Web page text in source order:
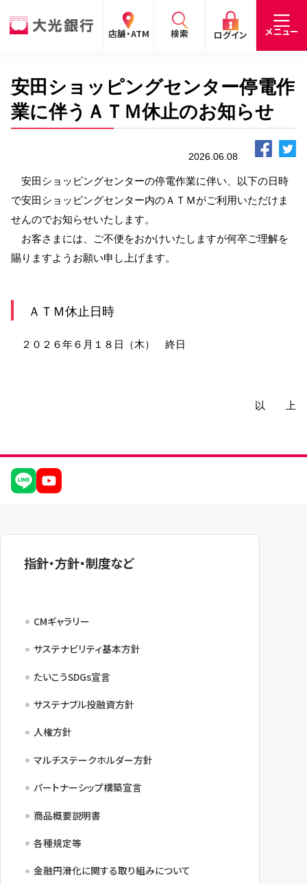
店舗・ATM 検索 ログイン メニュー
閉じる
手数料 預金金利 お問合わせ
お客さま
お客さま
企業・
IR情報
情報
閉じる
個人のお客さま
サービスのご案内 ログイン
デビット会員用 Web
（デビットカードをご利用のお客さま向け）
サービスのご案内 ログイン
※たいこうNaviはウェルスナビ株式会社が提供するサービスです。
これより先のページは、ウェルスナビ株式会社が運営するサイトとなりま
す。
たいこうオフィスe-バンキング
NBセンター
サービスのご案内
たいこうでんさいサービス
（電子債権をご利用のお客さま向け）
閉じる
安田ショッピングセンター停電作
業に伴うＡＴＭ休止のお知らせ
2026.06.08
安田ショッピングセンターの停電作業に伴い、以下の日時
で安田ショッピングセンター内のＡＴＭがご利用いただけま
せんのでお知らせいたします。
お客さまには、ご不便をおかけいたしますが何卒ご理解を
賜りますようお願い申し上げます。
ＡＴＭ休止日時
２０２６年６月１８日（木） 終日
以 上
指針・方針・制度など
CMギャラリー
サステナビリティ基本方針
たいこうSDGs宣言
サステナブル投融資方針
人権方針
マルチステークホルダー方針
パートナーシップ構築宣言
商品概要説明書
各種規定等
金融円滑化に関する取り組みについて